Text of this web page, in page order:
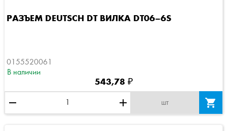
РАЗЪЕМ DEUTSCH DT ВИЛКА DT06–6S
0155520061
В наличии
543,78 ₽
remove add шт 